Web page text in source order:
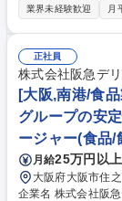
庫管理を担います
相場を見通した青果
トロール ・取引先
に加え、新たな産地や規格の考案 募集職
理】水日休/大手と
業界未経験歓迎 月
正社員
株式会社阪急デ
[大阪,南港/食
グループの安
ージャー(食品/
月給25万円以上
大阪府大阪市住
企業名 株式会社阪急デリカ 求人名 [大阪,南港/食品